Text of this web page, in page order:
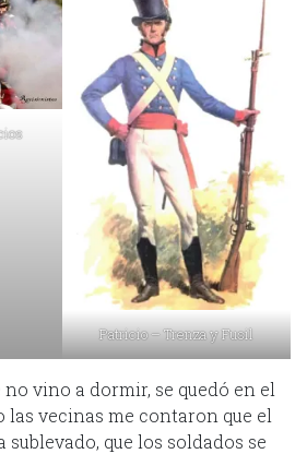
Patricio – Trenza y Fusil
vino a dormir, se quedó en el
las vecinas me contaron que el
que los soldados se